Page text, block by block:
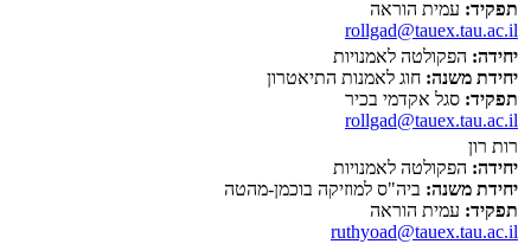
תפקיד: עמית הוראה
rollgad@tauex.tau.ac.il
יחידה: הפקולטה לאמנויות
יחידת משנה: חוג לאמנות התיאטרון
תפקיד: סגל אקדמי בכיר
rollgad@tauex.tau.ac.il
רות רון
יחידה: הפקולטה לאמנויות
יחידת משנה: ביה"ס למוזיקה בוכמן-מהטה
תפקיד: עמית הוראה
ruthyoad@tauex.tau.ac.il